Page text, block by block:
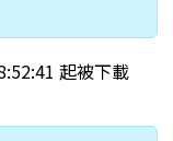
起被下載